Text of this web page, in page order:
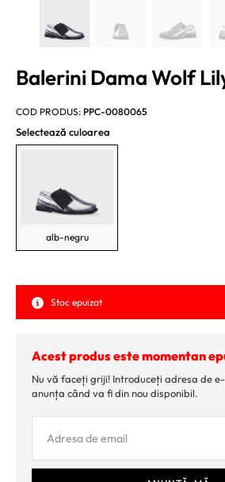
Balerini Dama Wolf
COD PRODUS: PPC-0080065
Selectează culoarea
alb-negru
Stoc epuizat
Acest produs este momentan
Nu vă faceți griji! Introduceți adresa de
anunța când va fi din nou disponibil.